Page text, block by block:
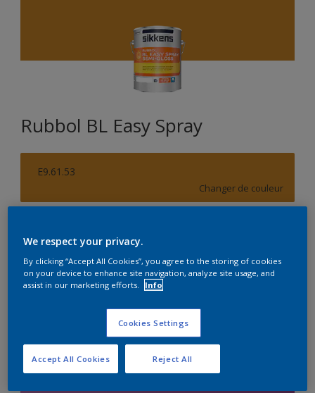
Rubbol BL Easy Spray
E9.61.53
Changer de couleur
5L
Quantité Calculateur de peinture
We respect your privacy.
By clicking “Accept All Cookies”, you agree to the storing of cookies
on your device to enhance site navigation, analyze site usage, and
assist in our marketing efforts.
Info
Cookies Settings
Reject All
Accept All Cookies